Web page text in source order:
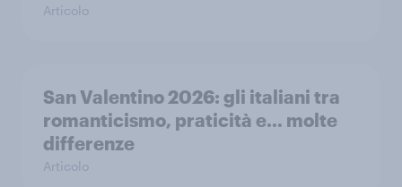
Articolo
San Valentino 2026: gli italiani tra
romanticismo, praticità e… molte
differenze
Articolo